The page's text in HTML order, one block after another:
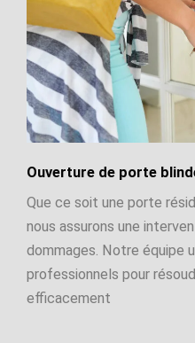
Ouverture de porte
Que ce soit une porte
nous assurons une
dommages. Notre équipe
professionnels pour
efficacement